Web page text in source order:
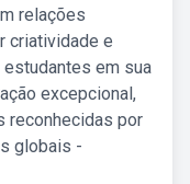
relações
criatividade e
em sua
excepcional,
reconhecidas por
globais -